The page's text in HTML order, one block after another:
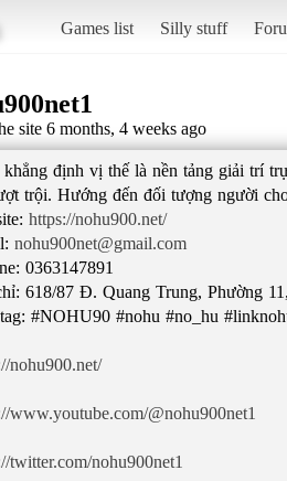
Games list Silly stuff
site 6 months, 4 weeks ago
khẳng định vị thế là nền tảng giải trí
trội. Hướng đến đối tượng người
https://nohu900.net/
nohu900net@gmail.com
0363147891
618/87 Đ. Quang Trung, Phường
#NOHU90 #nohu #no_hu
nohu900.net/
www.youtube.com/@nohu900net1
twitter.com/nohu900net1